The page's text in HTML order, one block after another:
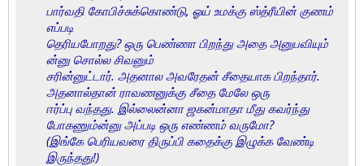
பார்வதி கோபிச்சுக்கொண்டு, ஓய் உமக்கு ஸ்த்ரீயின் குணம்
எப்படி
தெரியபோறது? ஒரு பெண்ணா பிறந்து அதை அனுபவியும்
ன்னு சொல்ல சிவனும்
சரின்னுட்டார். அதனால அவரேதன் சீதையாக பிறந்தார்.
அதனால்தான் ராவணனுக்கு சீதை மேலே ஒரு
ஈர்ப்பு வந்தது. இல்லைன்னா ஜகன்மாதா மீது கவர்ந்து
போகணும்ன்னு அப்படி ஒரு எண்ணம் வருமோ?
(இங்கே பெரியவரை திருப்பி கதைக்கு இழுக்க வேண்டி
இருந்தது!)